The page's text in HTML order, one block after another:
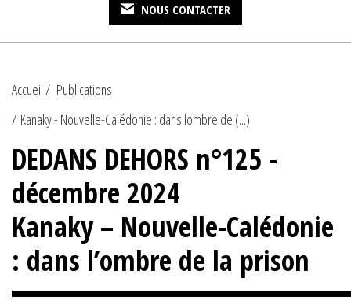
NOUS CONTACTER
Accueil
Publications
Kanaky - Nouvelle-Calédonie : dans lombre de (...)
DEDANS DEHORS n°125 -
décembre 2024
Kanaky – Nouvelle-Calédonie
: dans l’ombre de la prison